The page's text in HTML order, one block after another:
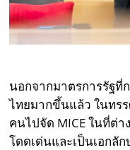
นอกจากมาตรการรัฐที่
ไทยมากขึ้นแล้ว ในทร
คนไปจัด MICE ในที่ต่า
โดดเด่นและเป็นเอกลั